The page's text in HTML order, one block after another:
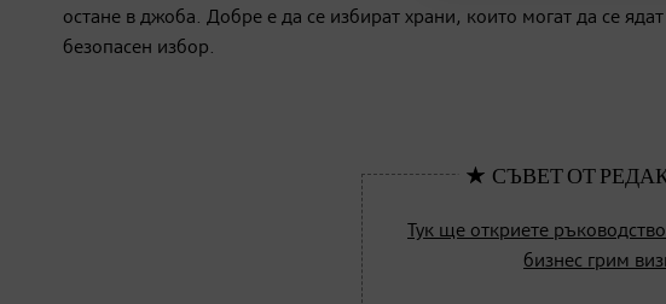
остане в джоба. Добре е да се избират храни, които могат да се
безопасен избор.
Тук ще откриете
бизнес грим